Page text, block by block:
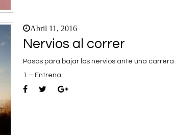
Abril 11, 2016
Nervios al correr
Pasos para bajar los nervios ante una carrera
1 – Entrena.